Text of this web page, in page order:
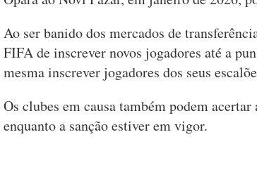
Ao ser banido dos mercados de
FIFA de inscrever novos jogadores até a
mesma inscrever jogadores dos seus
Os clubes em causa também podem
enquanto a sanção estiver em vigor.